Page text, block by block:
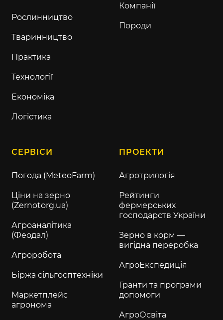
Рослинництво
Тваринництво
Практика
Технології
Економіка
Логістика
Компанії
Породи
СЕРВІСИ
Погода (MeteoFarm)
Ціни на зерно
(Zernotorg.ua)
Агроаналітика
(Феодал)
Агроробота
Біржа сільгосптехніки
Маркетплейс
агронома
ПРОЕКТИ
Агротрилогія
Рейтинги
фермерських
господарств України
Зерно в корм —
вигідна переробка
АгроЕкспедиція
Гранти та програми
допомоги
АгроОсвіта